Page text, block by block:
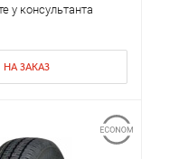
у консультанта
НА ЗАКАЗ